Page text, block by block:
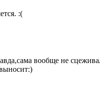
:(
вообще не